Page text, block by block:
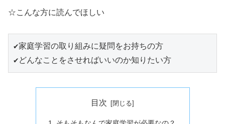
☆こんな方に読んでほしい
✔家庭学習の取り組みに疑問をお持ちの方
✔どんなことをさせればいいのか知りたい方
目次